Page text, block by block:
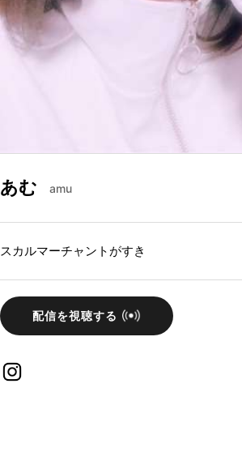
あむ amu
スカルマーチャントがすき
配信を視聴する